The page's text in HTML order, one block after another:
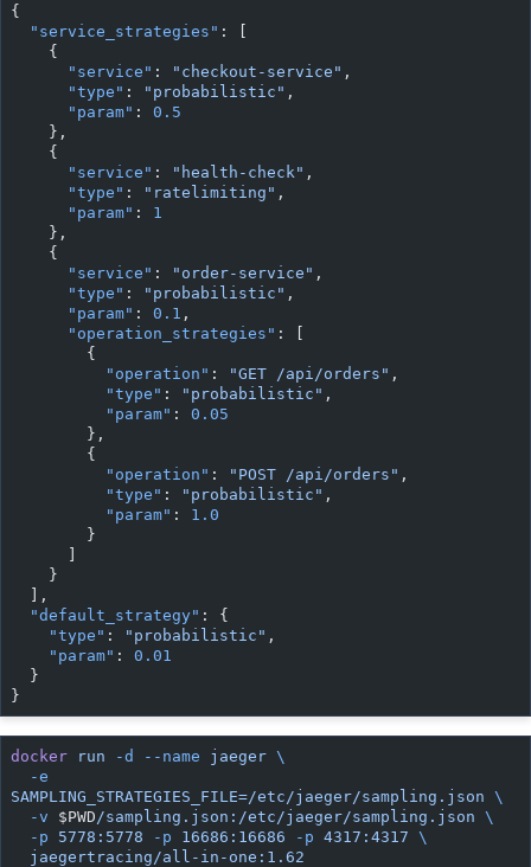
{
  "service_strategies"
: [
    {
      "service"
: "checkout-service" ,
      "type"
: "probabilistic" ,
      "param"
: 0.5
    },
    {
      "service"
: "health-check" ,
      "type"
: "ratelimiting" ,
      "param"
: 1
    },
    {
      "service"
: "order-service" ,
      "type"
: "probabilistic" ,
      "param"
: 0.1 ,
      "operation_strategies"
: [
        {
          "operation"
: "GET /api/orders" ,
          "type"
: "probabilistic" ,
          "param"
: 0.05
        },
        {
          "operation"
: "POST /api/orders" ,
          "type"
: "probabilistic" ,
          "param"
: 1.0
        }
    }
  ],
  "default_strategy"
: {
    "type"
: "probabilistic" ,
    "param"
: 0.01
  }
}
docker run -d --name jaeger \
  -e
SAMPLING_STRATEGIES_FILE=/etc/jaeger/sampling.json \
  -v
$PWD /sampling.json:/etc/jaeger/sampling.json \
  -p
5778:5778 -p 16686:16686 -p 4317:4317 \
  jaegertracing/all-in-one:1.62